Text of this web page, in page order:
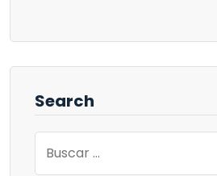
Search